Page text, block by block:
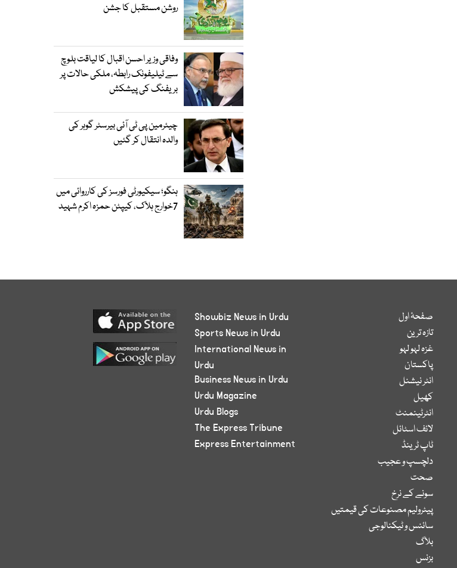
روشن مستقبل کا جشن
وفاقی وزیر احسن اقبال کا لیاقت بلوچ
سے ٹیلیفونک رابطہ، ملکی حالات پر
بریفنگ کی پیشکش
چیئرمین پی ٹی آئی بیرسٹر گوہر کی
والدہ انتقال کر گئیں
ہنگو؛ سیکیورٹی فورسز کی کارروائی میں
7خوارج ہلاک، کیپٹن حمزہ اکرم شہید
صفحۂ اول
تازہ ترین
غزہ لہو لہو
پاکستان
انٹر نیشنل
کھیل
انٹرٹینمنٹ
لائف اسٹائل
ٹاپ ٹرینڈ
دلچسپ و عجیب
صحت
سونے کے نرخ
پیٹرولیم مصنوعات کی قیمتیں
سائنس و ٹیکنالوجی
بلاگ
بزنس
Showbiz News in Urdu
Sports News in Urdu
International News in
Urdu
Business News in Urdu
Urdu Magazine
Urdu Blogs
The Express Tribune
Express Entertainment